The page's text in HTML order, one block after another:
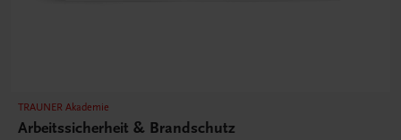
TRAUNER Akademie
Arbeitssicherheit & Brandschutz